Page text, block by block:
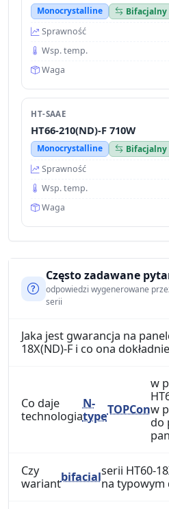
Monocrystalline
Bifacjalny
Sprawność
Wsp. temp.
Waga
HT-SAAE
HT66-210(ND)-F 710W
Monocrystalline
Bifacjalny
Sprawność
Wsp. temp.
Waga
Często zadawane
odpowiedzi wygenerowane
serii
Jaka jest gwarancja na
18X(ND)-F i co ona
Co daje
technologia
N-
typeTOPCon
w
w
do
Czy
wariantbifacialserii HT60-
na typowym